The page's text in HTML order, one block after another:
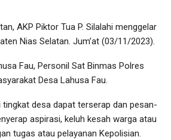
AKP Piktor Tua P. Silalahi menggelar
Nias Selatan. Jum’at (03/11/2023).
Fau, Personil Sat Binmas Polres
Desa Lahusa Fau.
desa dapat terserap dan pesan-
aspirasi, keluh kesah warga atau
tugas atau pelayanan Kepolisian.